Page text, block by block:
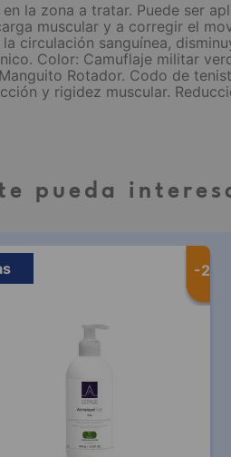
la zona a tratar. Puede ser
muscular y a corregir el
circulación sanguínea,
Color: Camuflaje militar
Rotador. Codo de
y rigidez muscular.
pueda
-20 %